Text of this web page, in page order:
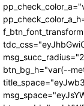
btn_bg_h="var(--